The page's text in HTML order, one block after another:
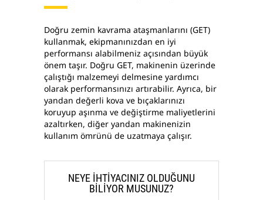
Doğru zemin kavrama ataşmanlarını (GET)
kullanmak, ekipmanınızdan en iyi
performansı alabilmeniz açısından büyük
önem taşır. Doğru GET, makinenin üzerinde
çalıştığı malzemeyi delmesine yardımcı
olarak performansınızı artırabilir. Ayrıca, bir
yandan değerli kova ve bıçaklarınızı
koruyup aşınma ve değiştirme maliyetlerini
azaltırken, diğer yandan makinenizin
kullanım ömrünü de uzatmaya çalışır.
NEYE İHTİYACINIZ OLDUĞUNU
BİLİYOR MUSUNUZ?